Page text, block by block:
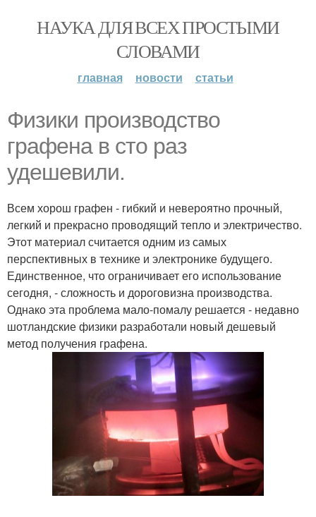
НАУКА ДЛЯ ВСЕХ ПРОСТЫМИ
СЛОВАМИ
главная новости статьи
Физики производство
графена в сто раз
удешевили.
Всем хорош графен - гибкий и невероятно прочный,
легкий и прекрасно проводящий тепло и электричество.
Этот материал считается одним из самых
перспективных в технике и электронике будущего.
Единственное, что ограничивает его использование
сегодня, - сложность и дороговизна производства.
Однако эта проблема мало-помалу решается - недавно
шотландские физики разработали новый дешевый
метод получения графена.